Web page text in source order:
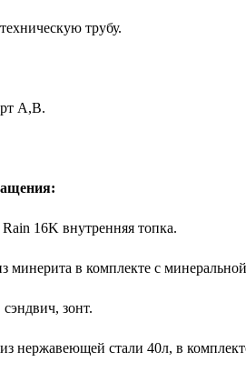
трубу.
А,В.
16K внутренняя топка.
минерита в комплекте с
зонт.
нержавеющей стали 40л, в